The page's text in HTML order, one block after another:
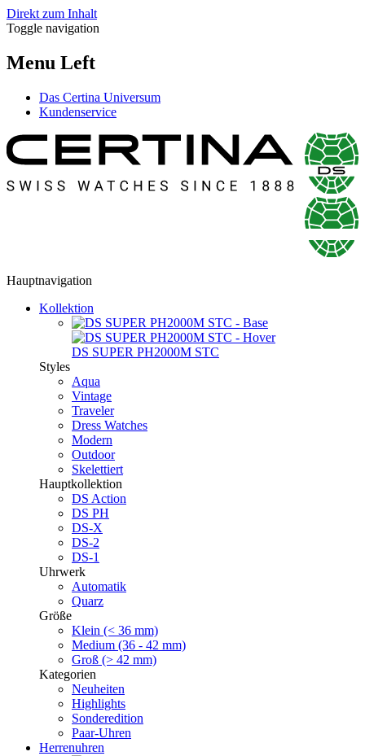
Direkt zum Inhalt
Toggle navigation
Menu Left
Das Certina Universum
Kundenservice
Hauptnavigation
Kollektion
DS SUPER PH2000M STC
Styles
Aqua
Vintage
Traveler
Dress Watches
Modern
Outdoor
Skelettiert
Hauptkollektion
DS Action
DS PH
DS-X
DS-2
DS-1
Uhrwerk
Automatik
Quarz
Größe
Klein (< 36 mm)
Medium (36 - 42 mm)
Groß (> 42 mm)
Kategorien
Neuheiten
Highlights
Sonderedition
Paar-Uhren
Herrenuhren